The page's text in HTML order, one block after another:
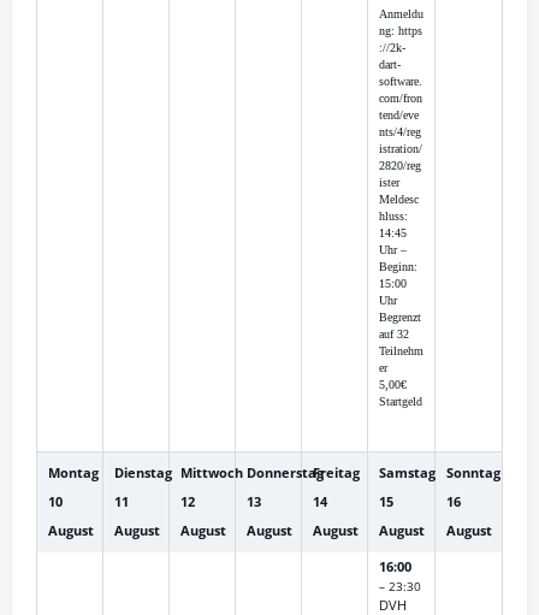
Anmeldu
ng: https
://2k-
dart-
software.
com/fron
tend/eve
nts/4/reg
istration/
2820/reg
ister
Meldesc
hluss:
14:45
Uhr –
Beginn:
15:00
Uhr
Begrenzt
auf 32
Teilnehm
er
5,00€
Startgeld
Montag
10
August
Dienstag
11
August
Mittwoch
12
August
Donnerstag
13
August
Freitag
14
August
Samstag
15
August
16:00
– 23:30
DVH
Sonntag
16
August